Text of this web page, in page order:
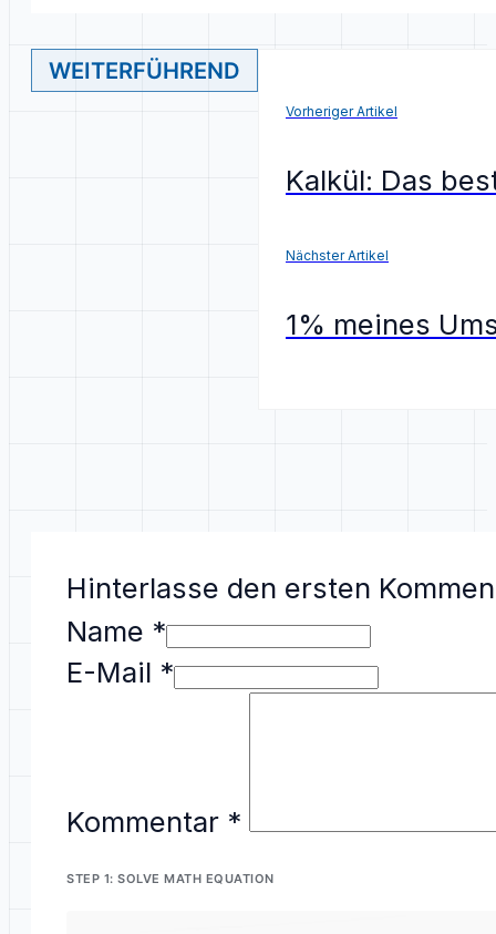
WEITERFÜHREND
Vorheriger Artikel
Kalkül: Das
Nächster Artikel
1% meines
Hinterlasse den ersten
Name *
E-Mail *
Kommentar *
STEP 1: SOLVE MATH EQUATION